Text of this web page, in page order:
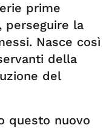
prime
perseguire la
Nasce così
della
del
questo nuovo